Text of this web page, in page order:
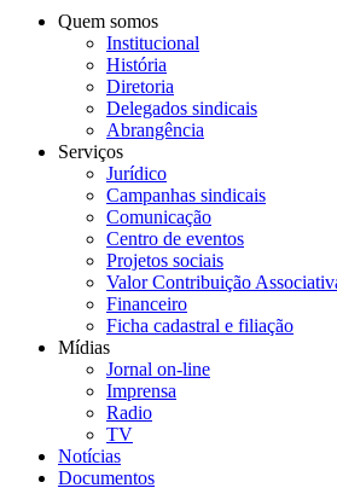
Quem somos
Institucional
História
Diretoria
Delegados sindicais
Abrangência
Serviços
Jurídico
Campanhas sindicais
Comunicação
Centro de eventos
Projetos sociais
Valor Contribuição
Financeiro
Ficha cadastral e filiação
Mídias
Jornal on-line
Imprensa
Radio
TV
Notícias
Documentos